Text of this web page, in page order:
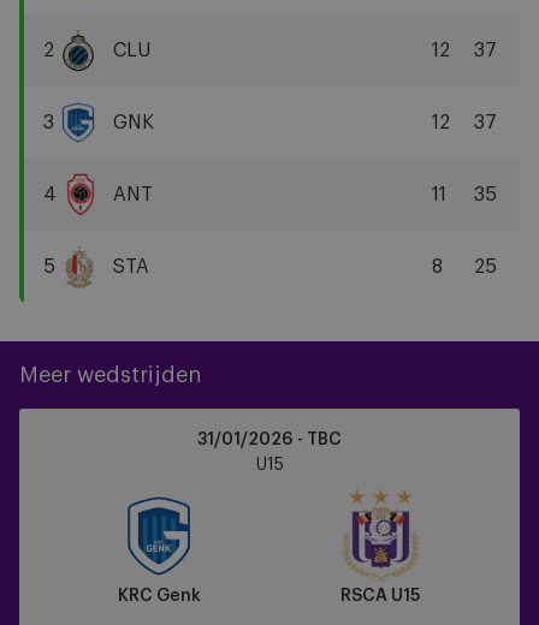
U15
2
Brugge
CLU 12 37
3
Genk
GNK 12 37
4
Antwerp
ANT 11 35
5
STA 8 25
Meer wedstrijden
31/01/2026 - TBC
U15
KRC Genk RSCA U15